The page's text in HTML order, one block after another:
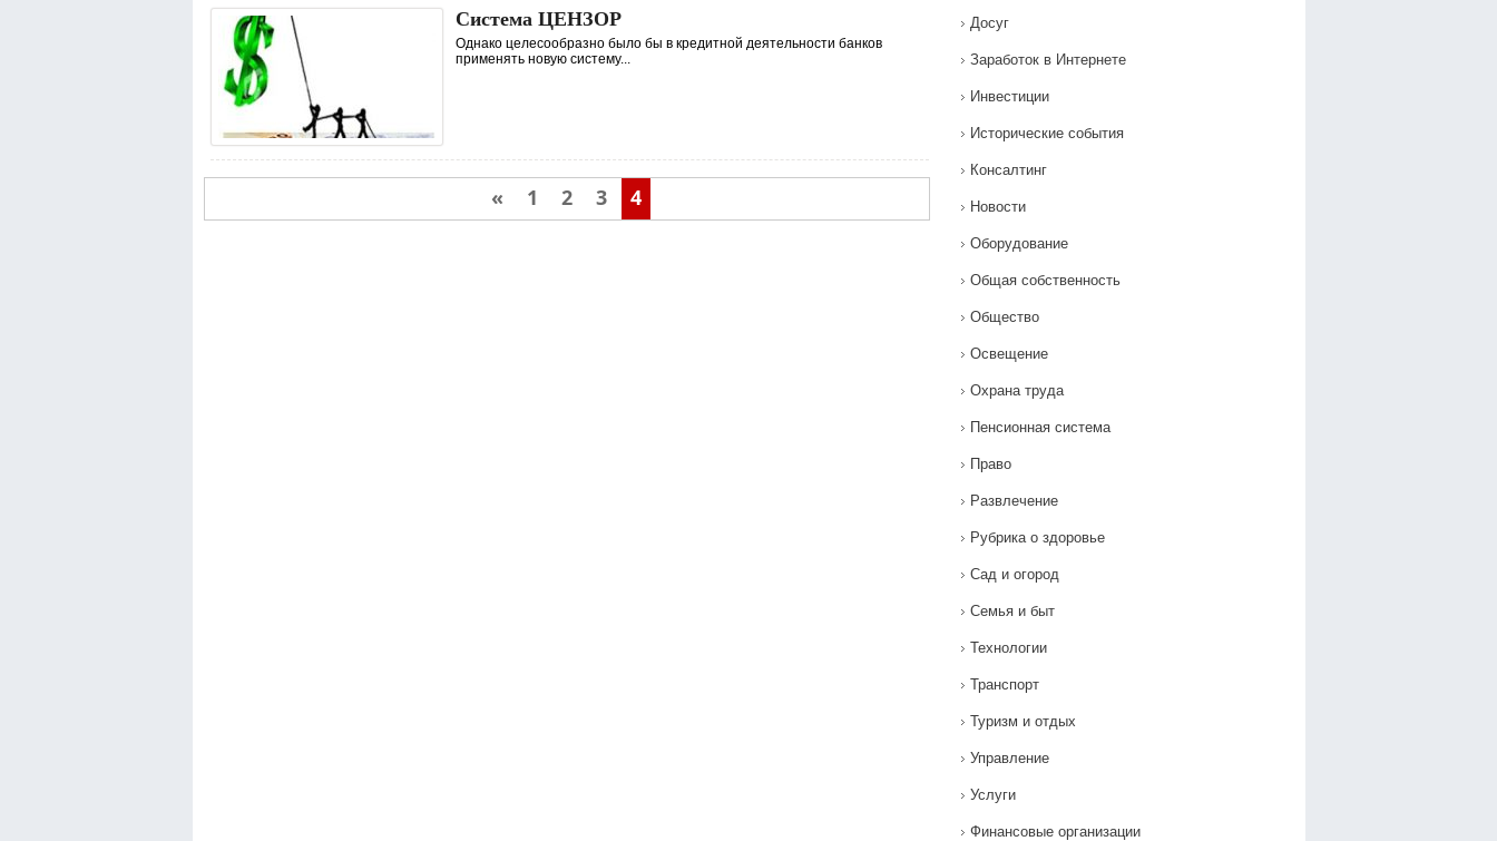
Система ЦЕНЗОР
Однако целесообразно было бы в кредитной деятельности банков
применять новую систему...
« 1 2 3 4
Досуг
Заработок в Интернете
Инвестиции
Исторические события
Консалтинг
Новости
Оборудование
Общая собственность
Общество
Освещение
Охрана труда
Пенсионная система
Право
Развлечение
Рубрика о здоровье
Сад и огород
Семья и быт
Технологии
Транспорт
Туризм и отдых
Управление
Услуги
Финансовые организации